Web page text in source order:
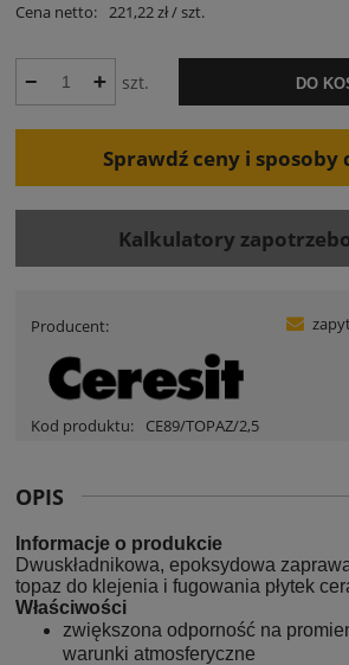
Cena netto: 221,22 zł / szt.
szt. DO
Sprawdź ceny i sposoby
Kalkulatory
Producent:
Kod produktu: CE89/TOPAZ/2,5
OPIS
Informacje o produkcie
Dwuskładnikowa, epoksydowa
topaz do klejenia i fugowania płytek
Właściwości
zwiększona odporność na
warunki atmosferyczne